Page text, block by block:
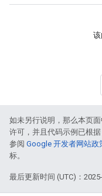
如未另行说明，那么本页
许可，并且代码示例已根据
参阅 Google 开发者网站政
标。
最后更新时间 (UTC)：2025-